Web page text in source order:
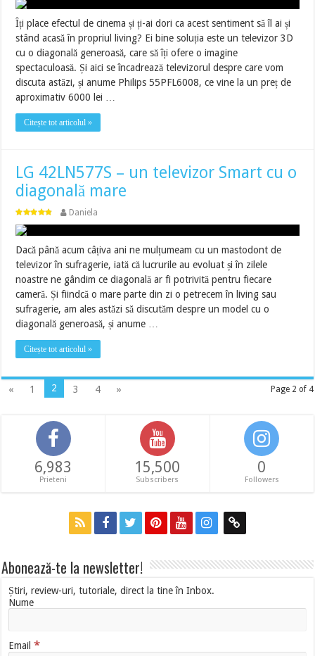
Îți place efectul de cinema și ți-ai dori ca acest sentiment să îl ai și
stând acasă în propriul living? Ei bine soluția este un televizor 3D
cu o diagonală generoasă, care să îți ofere o imagine
spectaculoasă. Și aici se încadrează televizorul despre care vom
discuta astăzi, și anume Philips 55PFL6008, ce vine la un preț de
aproximativ 6000 lei …
Citește tot articolul »
LG 42LN577S – un televizor Smart cu o
diagonală mare
Daniela
Dacă până acum câțiva ani ne mulțumeam cu un mastodont de
televizor în sufragerie, iată că lucrurile au evoluat și în zilele
noastre ne gândim ce diagonală ar fi potrivită pentru fiecare
cameră. Și fiindcă o mare parte din zi o petrecem în living sau
sufragerie, am ales astăzi să discutăm despre un model cu o
diagonală generoasă, și anume …
Citește tot articolul »
Page 2 of 4
« 1 2 3 4 »
6,983
Prieteni
15,500
Subscribers
0
Followers
Abonează-te la newsletter!
Știri, review-uri, tutoriale, direct la tine în Inbox.
Nume
Email*